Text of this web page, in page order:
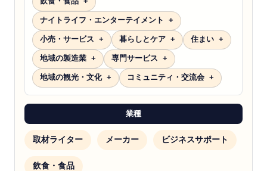
ナイトライフ・エンターテイメント
小売・サービス 暮らしとケア 住まい
地域の製造業 専門サービス
地域の観光・文化 コミュニティ・交流会
業種
取材ライター メーカー ビジネスサポート
飲食・食品